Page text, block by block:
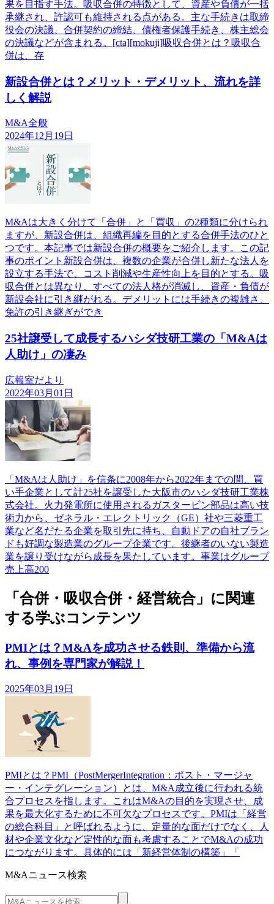
果を目指す手法。吸収合併の特徴として、資産や負債が一括
承継され、許認可も維持される点がある。主な手続きは取締
役会の決議、合併契約の締結、債権者保護手続き、株主総会
の決議などが含まれる。[cta][mokuji]吸収合併とは？吸収合
併は、存
新設合併とは？メリット・デメリット、流れを詳
しく解説
M&A全般
2024年12月19日
M&Aは大きく分けて「合併」と「買収」の2種類に分けられ
ますが、新設合併は、組織再編を目的とする合併手法のひと
つです。本記事では新設合併の概要をご紹介します。この記
事のポイント新設合併は、複数の企業が合併し新たな法人を
設立する手法で、コスト削減や生産性向上を目的とする。吸
収合併とは異なり、すべての法人格が消滅し、資産・負債が
新設会社に引き継がれる。デメリットには手続きの複雑さ、
免許の引き継ぎができ
25社譲受して成長するハシダ技研工業の「M&Aは
人助け」の凄み
広報室だより
2022年03月01日
「M&Aは人助け」を信条に2008年から2022年までの間、買
い手企業として計25社を譲受した大阪市のハシダ技研工業株
式会社。火力発電所に使用されるガスタービン部品は高い技
術力から、ゼネラル・エレクトリック（GE）社や三菱重工
業など名だたる企業を取引先に持ち、自動ドアの自社ブラン
ドも好調な製造業のグループ企業です。後継者のいない製造
業を譲り受けながら成長を果たしています。事業はグループ
売上高200
「合併・吸収合併・経営統合」に関連
する学ぶコンテンツ
PMIとは？M&Aを成功させる鉄則、準備から流
れ、事例を専門家が解説！
2025年03月19日
PMIとは？PMI（PostMergerIntegration：ポスト・マージャ
ー・インテグレーション）とは、M&A成立後に行われる統
合プロセスを指します。これはM&Aの目的を実現させ、成
果を最大化するために不可欠なプロセスです。PMIは「経営
の総合科目」と呼ばれるように、定量的な面だけでなく、人
材や企業文化など定性的な面も考慮することでM&Aの成功
につながります。具体的には「新経営体制の構築」「
M&Aニュース検索